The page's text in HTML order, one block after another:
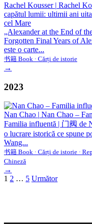
Rachel Kousser | Rachel
capătul lumii: ultimii ani
cel Mare
„Alexander at the End of
Forgotten Final Years of
este o carte...
书籍 Book · Cărți de istorie
→
2023
Nan Chao | Nan Chao –
Familia influentă | 门阀 de
o lucrare istorică ce spune
Wang...
书籍 Book · Cărți de istorie ·
Chineză
→
Paginație
1 2 … 5 Următor